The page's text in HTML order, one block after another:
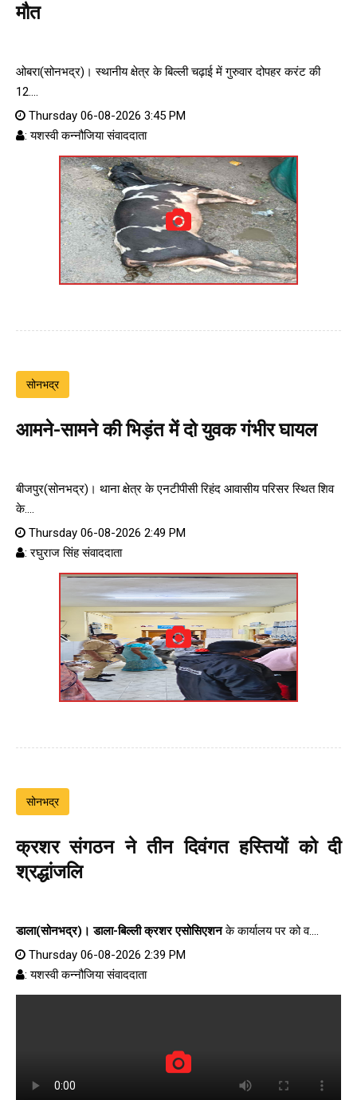
मौत
ओबरा(सोनभद्र)। स्थानीय क्षेत्र के बिल्ली चढ़ाई में गुरुवार दोपहर करंट की
12....
Thursday 06-08-2026 3:45 PM
: यशस्वी कन्नौजिया संवाददाता
सोनभद्र
आमने-सामने की भिड़ंत में दो युवक गंभीर घायल
बीजपुर(सोनभद्र)। थाना क्षेत्र के एनटीपीसी रिहंद आवासीय परिसर स्थित शिव
के....
Thursday 06-08-2026 2:49 PM
: रघुराज सिंह संवाददाता
सोनभद्र
क्रशर संगठन ने तीन दिवंगत हस्तियों को दी
श्रद्धांजलि
डाला(सोनभद्र)। डाला-बिल्ली क्रशर एसोसिएशनके कार्यालय पर को व....
Thursday 06-08-2026 2:39 PM
: यशस्वी कन्नौजिया संवाददाता